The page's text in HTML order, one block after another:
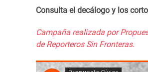
Consulta el decálogo y los
Campaña realizada por
de Reporteros Sin Fronteras.